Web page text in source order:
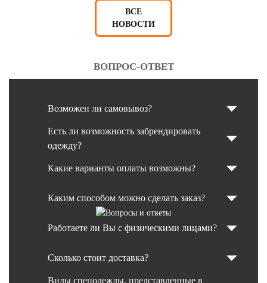
ВСЕ
НОВОСТИ
ВОПРОС-ОТВЕТ
Возможен ли самовывоз?
Есть ли возможность забрендировать
одежду?
Какие варианты оплаты возможны?
Каким способом можно сделать заказ?
Работаете ли Вы с физическими лицами?
Сколько стоит доставка?
Виды спецодежды, представленные в